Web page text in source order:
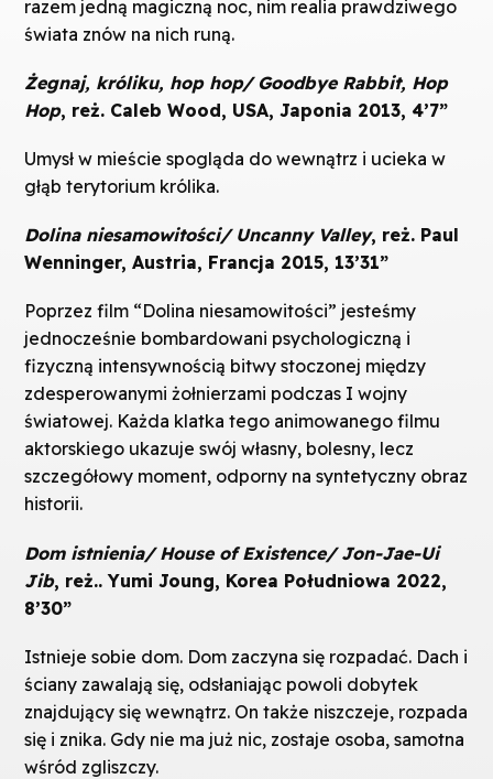
razem jedną magiczną noc, nim realia prawdziwego
świata znów na nich runą.
Żegnaj, króliku, hop hop/ Goodbye Rabbit, Hop
Hop, reż. Caleb Wood, USA, Japonia 2013, 4’7”
Umysł w mieście spogląda do wewnątrz i ucieka w
głąb terytorium królika.
Dolina niesamowitości/ Uncanny Valley, reż. Paul
Wenninger, Austria, Francja 2015, 13’31”
Poprzez film “Dolina niesamowitości” jesteśmy
jednocześnie bombardowani psychologiczną i
fizyczną intensywnością bitwy stoczonej między
zdesperowanymi żołnierzami podczas I wojny
światowej. Każda klatka tego animowanego filmu
aktorskiego ukazuje swój własny, bolesny, lecz
szczegółowy moment, odporny na syntetyczny obraz
historii.
Dom istnienia/ House of Existence/ Jon-Jae-Ui
Jib, reż.. Yumi Joung, Korea Południowa 2022,
8’30”
Istnieje sobie dom. Dom zaczyna się rozpadać. Dach i
ściany zawalają się, odsłaniając powoli dobytek
znajdujący się wewnątrz. On także niszczeje, rozpada
się i znika. Gdy nie ma już nic, zostaje osoba, samotna
wśród zgliszczy.